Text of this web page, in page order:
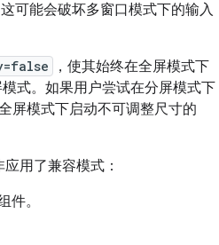
可能会破坏多窗口模式下的输入
，使其始终在全屏模式下
式。如果用户尝试在分屏模式下
屏模式下启动不可调整尺寸的
用了兼容模式：
。